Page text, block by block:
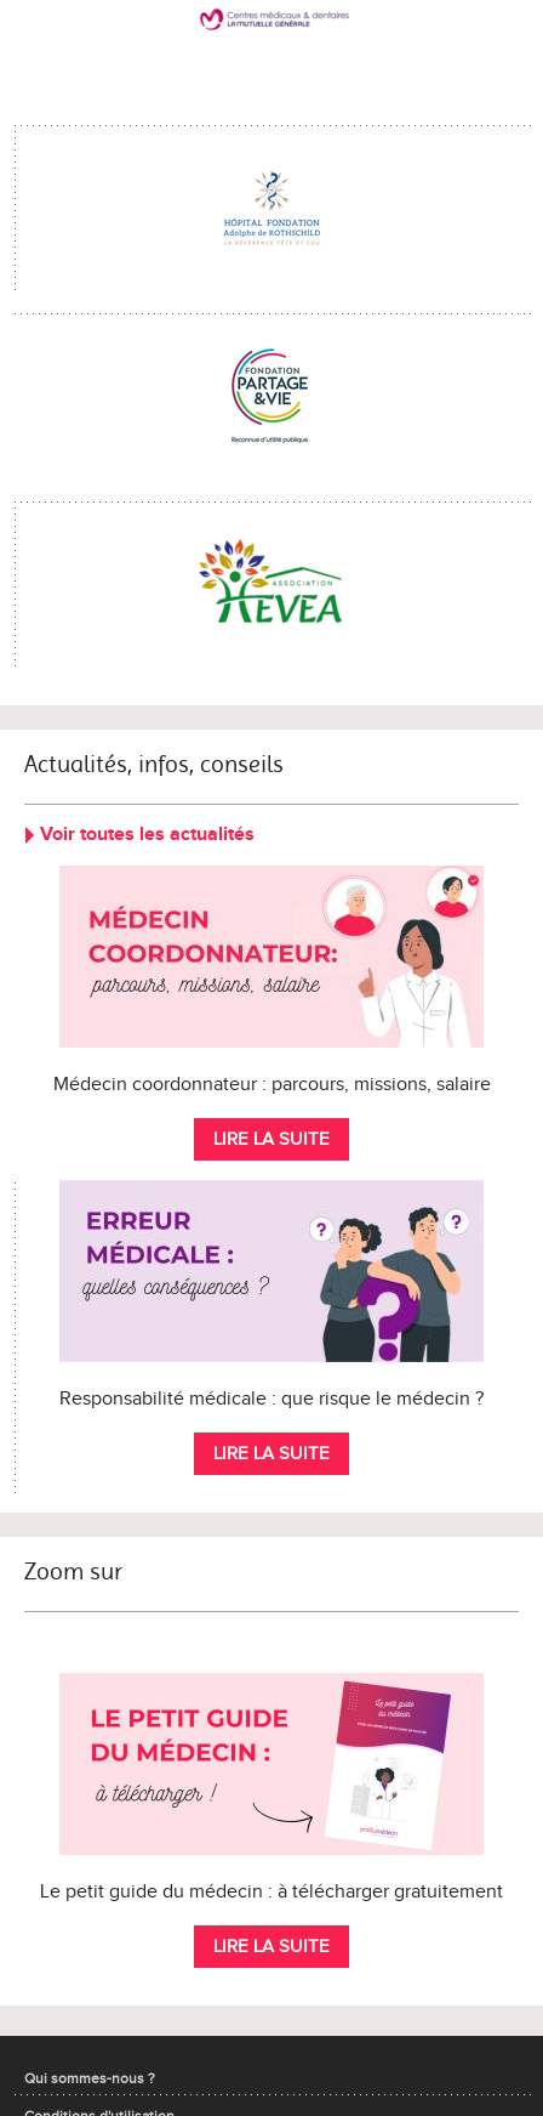
Actualités, infos, conseils
Voir toutes les actualités
Médecin coordonnateur : parcours, missions, salaire
LIRE LA SUITE
Responsabilité médicale : que risque le médecin ?
LIRE LA SUITE
Zoom sur
Le petit guide du médecin : à télécharger gratuitement
LIRE LA SUITE
Qui sommes-nous ?